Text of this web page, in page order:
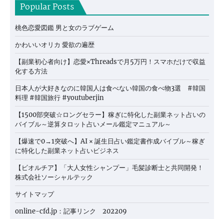
Popular Posts
桃色恋愛図鑑 男と女のラブゲーム
かわいいオリカ 愛欲の遍歴
【副業初心者向け】恋愛×Threadsで月5万円！スマホだけで収益
化する方法
日本人が大好きなのに韓国人は食べない韓国の食べ物3選 #韓国
料理 #韓国旅行 #youtuberjin
【1500部突破☆ロングセラー】稼ぎに特化した副業ネット占いの
バイブル～逆算タロット占いメール鑑定マニュアル～
【爆速で0→1突破へ】AI × 誕生日占い鑑定書作成バイブル～稼ぎ
に特化した副業ネット占いビジネス
【ビオルチア】「大人女性シャンプー」毛髪診断士と共同開発！
株式会社ソーシャルテック
サイトマップ
online-cfd.jp：記事リンク 202209